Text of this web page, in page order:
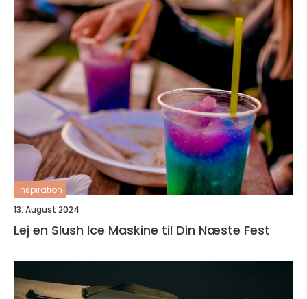
inspiration
13. August 2024
Lej en Slush Ice Maskine til Din Næste Fest